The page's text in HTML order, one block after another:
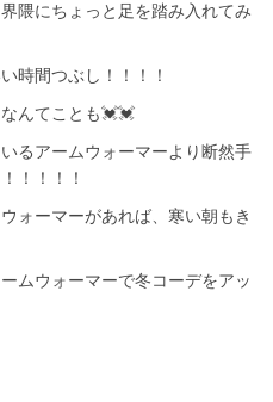
隈にちょっと足を踏み入れてみ
時間つぶし！！！！
んてことも💓💓
るアームウォーマーより断然手
！！！！
ォーマーがあれば、寒い朝もき
ムウォーマーで冬コーデをアッ